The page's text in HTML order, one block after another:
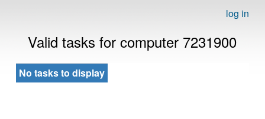
log in
Valid tasks for computer 7231900
No tasks to display